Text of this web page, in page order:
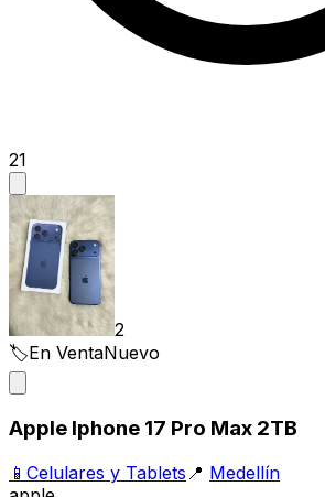
21
2
🏷️En VentaNuevo
Apple Iphone 17 Pro Max 2TB
📱 Celulares y Tablets 📍 Medellín